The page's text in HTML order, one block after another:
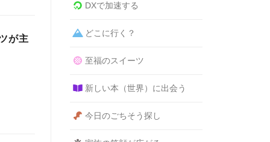
が主
DXで加速する
どこに行く？
至福のスイーツ
新しい本（世界）に出会う
今日のごちそう探し